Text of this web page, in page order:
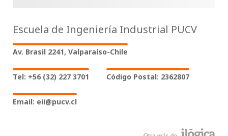
Escuela de Ingeniería Industrial PUCV
Av. Brasil 2241, Valparaíso-Chile
Tel: +56 (32) 227 3701 Código Postal: 2362807
Email: eii@pucv.cl